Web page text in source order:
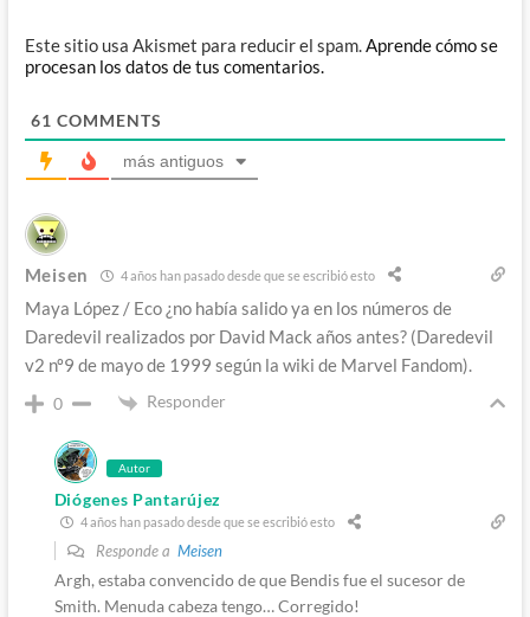
Este sitio usa Akismet para reducir el spam.Aprende cómo se
procesan los datos de tus comentarios.
61 COMMENTS
más antiguos
Meisen 4 años han pasado desde que se escribió esto
Maya López / Eco ¿no había salido ya en los números de
Daredevil realizados por David Mack años antes? (Daredevil
v2 nº9 de mayo de 1999 según la wiki de Marvel Fandom).
0 Responder
Autor
Diógenes Pantarújez
4 años han pasado desde que se escribió esto
Responde a Meisen
Argh, estaba convencido de que Bendis fue el sucesor de
Smith. Menuda cabeza tengo… Corregido!